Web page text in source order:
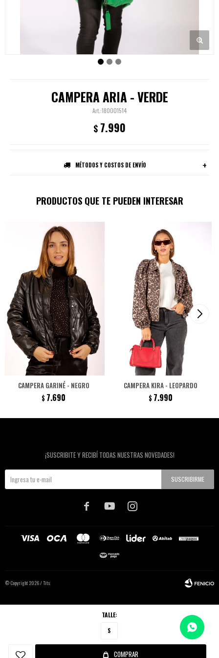
CAMPERA ARIA - VERDE
180001514
$ 7.990
TALLE:
S
COMPRAR
MÉTODOS Y COSTOS DE ENVÍO
PRODUCTOS QUE TE PUEDEN INTERESAR
CAMPERA GARINÉ - NEGRO
$ 7.690
CAMPERA KIRA - LEOPARDO
$ 7.990
¡SUSCRIBITE Y RECIBÍ TODAS NUESTRAS NOVEDADES!
SUSCRIBIRME
  
© Copyright 2026 / Tits